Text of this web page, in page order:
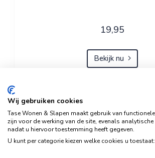
19,95
Bekijk nu
Hoekbank Famanti
rechts
Hoekbanken
Wij gebruiken cookies
Tase Wonen & Slapen maakt gebruik van
zijn voor de werking van de site, evenals analytische
nadat u hiervoor toestemming heeft gegeven.
U kunt per categorie kiezen welke cookies u toestaat: